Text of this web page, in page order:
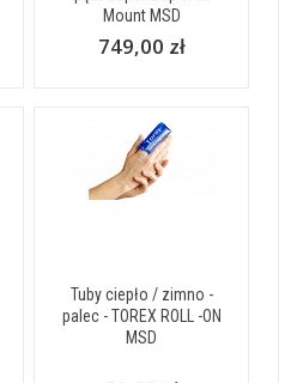
Mount MSD
749,00 zł
Tuby ciepło / zimno -
palec - TOREX ROLL -ON
MSD